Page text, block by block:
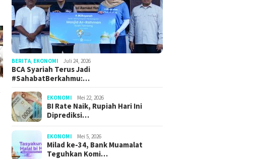
BERITA EKONOMI Juli 24, 2026
BCA Syariah Terus Jadi
#SahabatBerkahmu:…
EKONOMI Mei 22, 2026
BI Rate Naik, Rupiah Hari Ini
Diprediksi…
EKONOMI Mei 5, 2026
Milad ke-34, Bank Muamalat
Teguhkan Komi…